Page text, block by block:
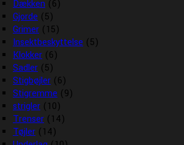
Dækken (6)
Gjorde (5)
Grimer (15)
Insektbeskyttelse (5)
Klokker (6)
Sadler (5)
Stigbøjler (6)
Stigremme (9)
strigler (10)
Trenser (14)
Tøjler (14)